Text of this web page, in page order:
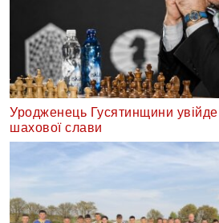
Уродженець Гусятинщини увійде
шахової слави